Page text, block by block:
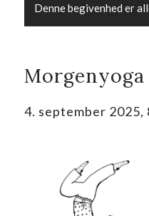
Denne begivenhed er
Morgenyoga
4. september 2025,